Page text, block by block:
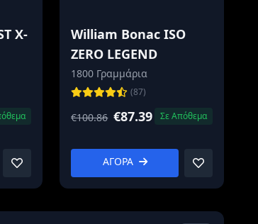
X-
William Bonac ISO
ZERO LEGEND
1800 Γραμμάρια
(87)
€100.86 €87.39 Σε Απόθεμα
ΑΓΟΡΑ